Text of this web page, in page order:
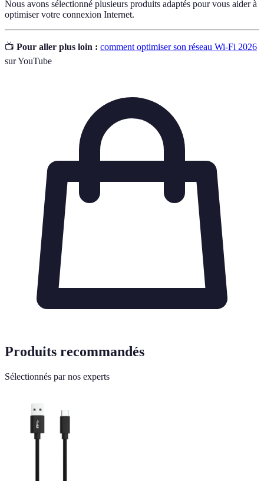
Nous avons sélectionné plusieurs produits adaptés pour vous aider à
optimiser votre connexion Internet.
📺 Pour aller plus loin : comment optimiser son réseau Wi-Fi 2026
sur YouTube
Produits recommandés
Sélectionnés par nos experts